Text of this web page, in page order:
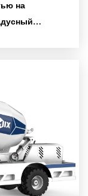
на